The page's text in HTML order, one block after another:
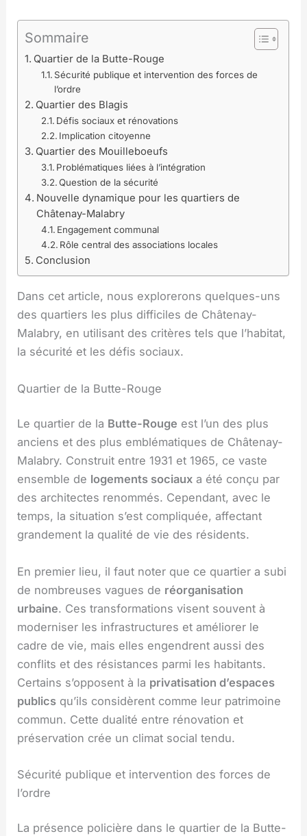
Sommaire
Quartier de la Butte-Rouge
Sécurité publique et intervention des forces de
l’ordre
Quartier des Blagis
Défis sociaux et rénovations
Implication citoyenne
Quartier des Mouilleboeufs
Problématiques liées à l’intégration
Question de la sécurité
Nouvelle dynamique pour les quartiers de
Châtenay-Malabry
Engagement communal
Rôle central des associations locales
Conclusion
Dans cet article, nous explorerons quelques-uns
des quartiers les plus difficiles de Châtenay-
Malabry, en utilisant des critères tels que l’habitat,
la sécurité et les défis sociaux.
Quartier de la Butte-Rouge
Le quartier de la Butte-Rouge est l’un des plus
anciens et des plus emblématiques de Châtenay-
Malabry. Construit entre 1931 et 1965, ce vaste
ensemble de logements sociaux a été conçu par
des architectes renommés. Cependant, avec le
temps, la situation s’est compliquée, affectant
grandement la qualité de vie des résidents.
En premier lieu, il faut noter que ce quartier a subi
de nombreuses vagues de réorganisation
urbaine. Ces transformations visent souvent à
moderniser les infrastructures et améliorer le
cadre de vie, mais elles engendrent aussi des
conflits et des résistances parmi les habitants.
Certains s’opposent à la privatisation d’espaces
publics qu’ils considèrent comme leur patrimoine
commun. Cette dualité entre rénovation et
préservation crée un climat social tendu.
Sécurité publique et intervention des forces de
l’ordre
La présence policière dans le quartier de la Butte-